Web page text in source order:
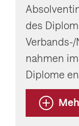
des
Verbands-/
nahmen
Diplome